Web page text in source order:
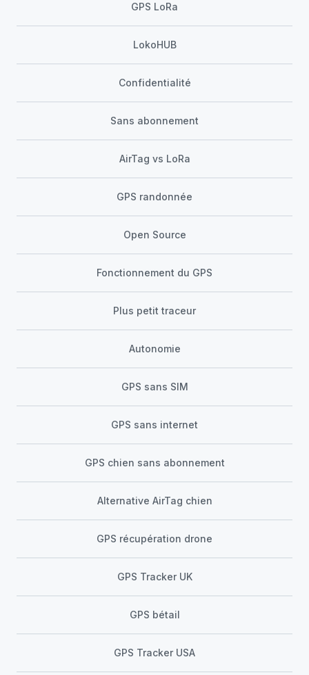
GPS LoRa
LokoHUB
Confidentialité
Sans abonnement
AirTag vs LoRa
GPS randonnée
Open Source
Fonctionnement du GPS
Plus petit traceur
Autonomie
GPS sans SIM
GPS sans internet
GPS chien sans abonnement
Alternative AirTag chien
GPS récupération drone
GPS Tracker UK
GPS bétail
GPS Tracker USA